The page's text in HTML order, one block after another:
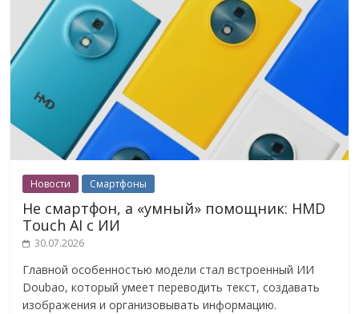
Новости Смартфоны
Не смартфон, а «умный» помощник: HMD
Touch AI с ИИ
30.07.2026
Главной особенностью модели стал встроенный ИИ
Doubao, который умеет переводить текст, создавать
изображения и организовывать информацию.